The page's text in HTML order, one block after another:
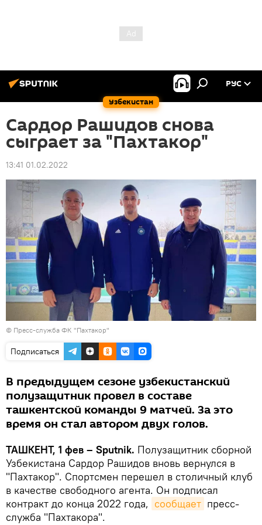
Узбекистан
РУС
Сардор Рашидов снова
сыграет за "Пахтакор"
13:41 01.02.2022
© Пресс-служба ФК "Пахтакор"
Подписаться
В предыдущем сезоне узбекистанский
полузащитник провел в составе
ташкентской команды 9 матчей. За это
время он стал автором двух голов.
ТАШКЕНТ, 1 фев – Sputnik. Полузащитник сборной
Узбекистана Сардор Рашидов вновь вернулся в
"Пахтакор". Спортсмен перешел в столичный клуб
в качестве свободного агента. Он подписал
контракт до конца 2022 года, сообщает пресс-
служба "Пахтакора".